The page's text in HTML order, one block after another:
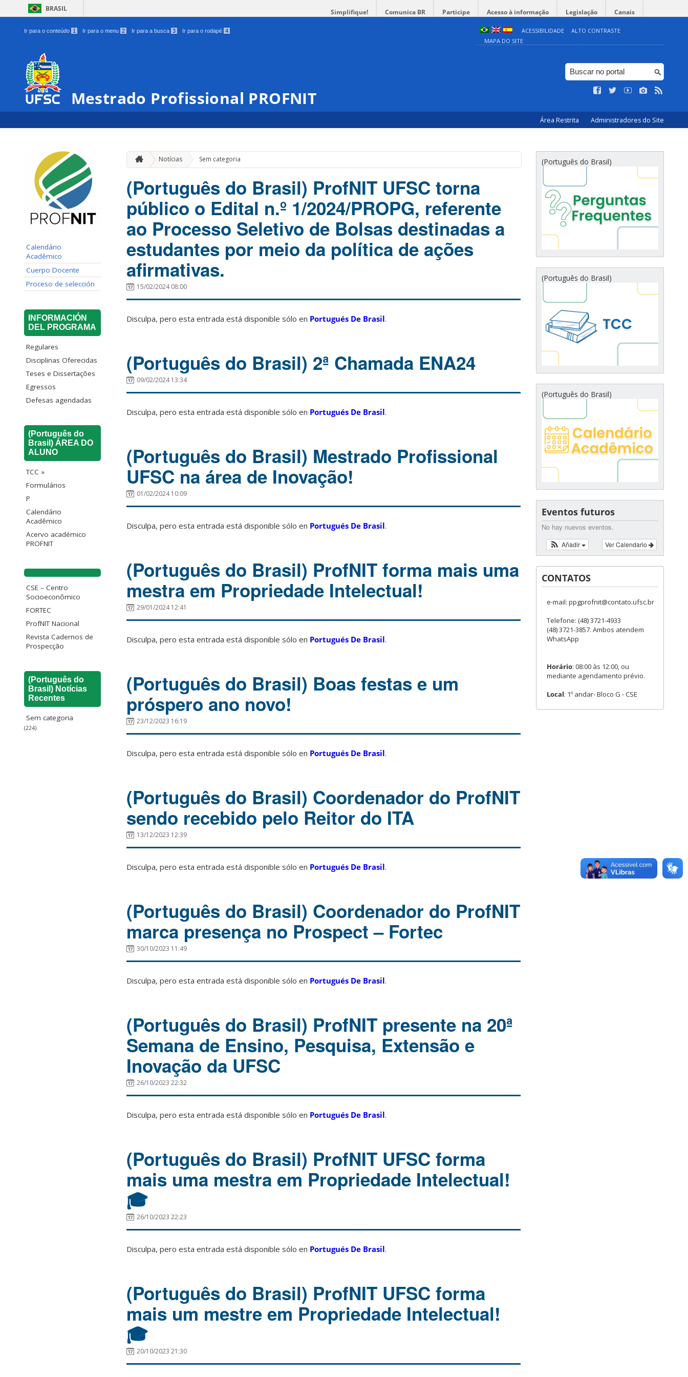
BRASIL Simplifique! Comunica BR Participe Acesso à informação Legislação Canais
Ir para o conteúdo 1 Ir para o menu 2 Ir para a busca 3 Ir para o rodapé 4 ACESSIBILIDADE
ALTO CONTRASTE
MAPA DO SITE
Mestrado Profissional PROFNIT
Área Restrita Administradores do Site
Calendário
Acadêmico
Cuerpo Docente
Proceso de selección
INFORMACIÓN
DEL PROGRAMA
Regulares
Disciplinas Oferecidas
Teses e Dissertações
Egressos
Defesas agendadas
(Português do
Brasil) ÁREA DO
ALUNO
TCC »
Formulários
P
Calendário
Acadêmico
Acervo académico
PROFNIT
CSE – Centro
Socioeconômico
FORTEC
ProfNIT Nacional
Revista Cadernos de
Prospecção
(Português do
Brasil) Notícias
Recentes
Sem categoria
(224)
Notícias Sem categoria
(Português do Brasil) ProfNIT UFSC torna
público o Edital n.º 1/2024/PROPG, referente
ao Processo Seletivo de Bolsas destinadas a
estudantes por meio da política de ações
afirmativas.
15/02/2024 08:00
Disculpa, pero esta entrada está disponible sólo en Portugués De Brasil.
(Português do Brasil) 2ª Chamada ENA24
09/02/2024 13:34
Disculpa, pero esta entrada está disponible sólo en Portugués De Brasil.
(Português do Brasil) Mestrado Profissional
UFSC na área de Inovação!
01/02/2024 10:09
Disculpa, pero esta entrada está disponible sólo en Portugués De Brasil.
(Português do Brasil) ProfNIT forma mais uma
mestra em Propriedade Intelectual!
29/01/2024 12:41
Disculpa, pero esta entrada está disponible sólo en Portugués De Brasil.
(Português do Brasil) Boas festas e um
próspero ano novo!
23/12/2023 16:19
Disculpa, pero esta entrada está disponible sólo en Portugués De Brasil.
(Português do Brasil) Coordenador do ProfNIT
sendo recebido pelo Reitor do ITA
13/12/2023 12:39
Disculpa, pero esta entrada está disponible sólo en Portugués De Brasil.
(Português do Brasil) Coordenador do ProfNIT
marca presença no Prospect – Fortec
30/10/2023 11:49
Disculpa, pero esta entrada está disponible sólo en Portugués De Brasil.
(Português do Brasil) ProfNIT presente na 20ª
Semana de Ensino, Pesquisa, Extensão e
Inovação da UFSC
26/10/2023 22:32
Disculpa, pero esta entrada está disponible sólo en Portugués De Brasil.
(Português do Brasil) ProfNIT UFSC forma
mais uma mestra em Propriedade Intelectual!
🎓
26/10/2023 22:23
Disculpa, pero esta entrada está disponible sólo en Portugués De Brasil.
(Português do Brasil) ProfNIT UFSC forma
mais um mestre em Propriedade Intelectual!
🎓
20/10/2023 21:30
(Português do Brasil)
(Português do Brasil)
(Português do Brasil)
Eventos futuros
No hay nuevos eventos.
Ver Calendario
Añadir
CONTATOS
e-mail: ppgprofnit@contato.ufsc.br
Telefone: (48) 3721-4933
(48) 3721-3857. Ambos atendem
WhatsApp
Horário: 08:00 às 12:00, ou
mediante agendamento prévio.
Local: 1º andar- Bloco G - CSE